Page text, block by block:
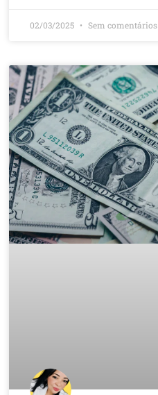
02/03/2025 Sem comentários